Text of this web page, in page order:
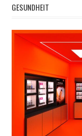
GESUNDHEIT